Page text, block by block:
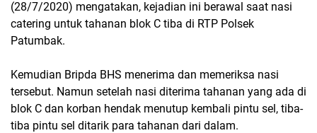
(28/7/2020) mengatakan, kejadian ini berawal saat nasi
catering untuk tahanan blok C tiba di RTP Polsek
Patumbak.
Kemudian Bripda BHS menerima dan memeriksa nasi
tersebut. Namun setelah nasi diterima tahanan yang ada di
blok C dan korban hendak menutup kembali pintu sel, tiba-
tiba pintu sel ditarik para tahanan dari dalam.